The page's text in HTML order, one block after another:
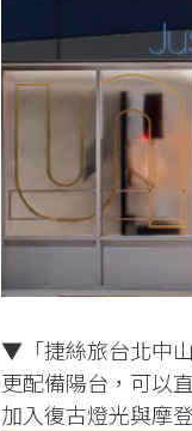
▼「捷絲旅台北中
更配備陽台，可以
加入復古燈光與摩